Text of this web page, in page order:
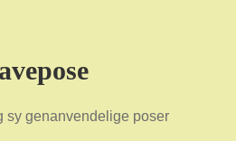
sy genanvendelige poser